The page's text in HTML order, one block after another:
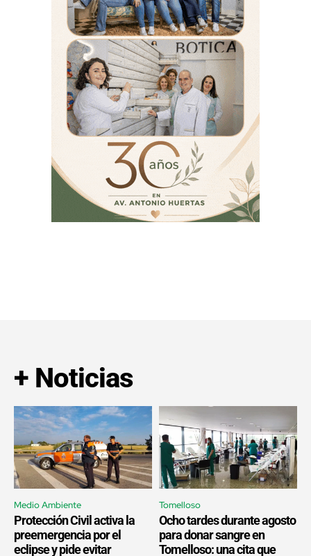
+ Noticias
Medio Ambiente
Protección Civil activa la
preemergencia por el
eclipse y pide evitar
Tomelloso
Ocho tardes durante agosto
para donar sangre en
Tomelloso: una cita que